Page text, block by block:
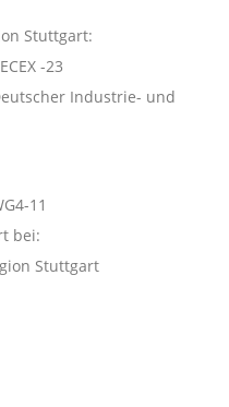
Stuttgart:
-23
Industrie- und
11
bei:
Stuttgart